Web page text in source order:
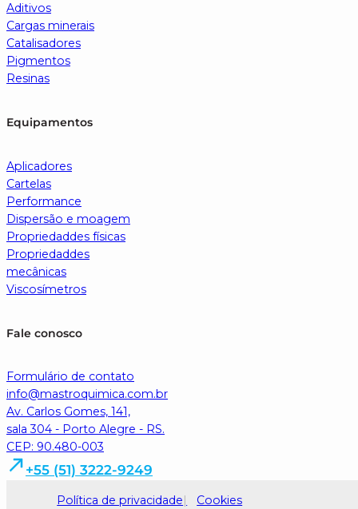
Aditivos
Cargas minerais
Catalisadores
Pigmentos
Resinas
Equipamentos
Aplicadores
Cartelas
Performance
Dispersão e moagem
Propriedaddes físicas
Propriedaddes
mecânicas
Viscosímetros
Fale conosco
Formulário de contato
info@mastroquimica.com.br
Av. Carlos Gomes, 141,
sala 304 - Porto Alegre - RS.
CEP: 90.480-003
+55 (51) 3222-9249
Política de privacidade Cookies